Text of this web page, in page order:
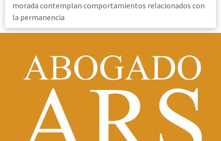
morada contemplan comportamientos relacionados con
la permanencia